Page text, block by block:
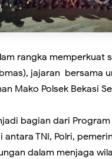
rangka
jajaran bersama
Mako Polsek Bekasi
bagian dari
TNI, Polri,
dalam menjaga